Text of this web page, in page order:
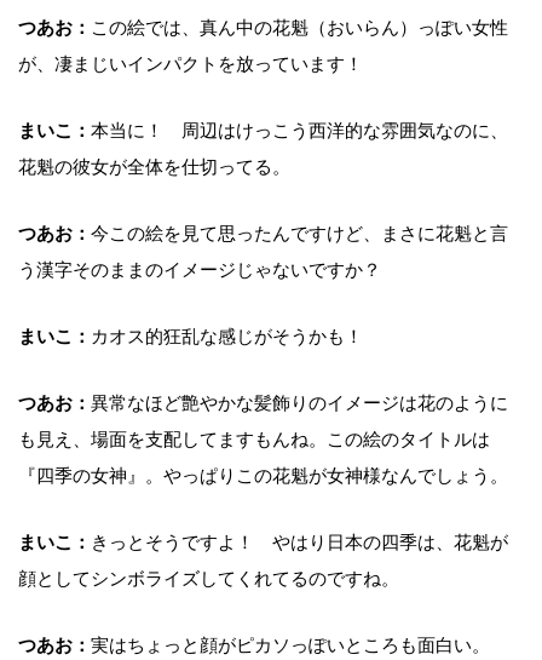
つあお： この絵では、真ん中の花魁（おいらん）っぽい女性
が、凄まじいインパクトを放っています！
まいこ： 本当に！ 周辺はけっこう西洋的な雰囲気なのに、
花魁の彼女が全体を仕切ってる。
つあお： 今この絵を見て思ったんですけど、まさに花魁と言
う漢字そのままのイメージじゃないですか？
まいこ： カオス的狂乱な感じがそうかも！
つあお： 異常なほど艶やかな髪飾りのイメージは花のように
も見え、場面を支配してますもんね。この絵のタイトルは
『四季の女神』。やっぱりこの花魁が女神様なんでしょう。
まいこ： きっとそうですよ！ やはり日本の四季は、花魁が
顔としてシンボライズしてくれてるのですね。
つあお： 実はちょっと顔がピカソっぽいところも面白い。